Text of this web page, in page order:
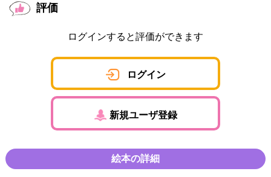
評価
ログインすると評価ができます
ログイン
新規ユーザ登録
絵本の詳細